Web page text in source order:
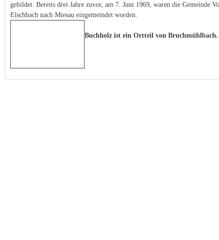
gebildet. Bereits drei Jahre zuvor, am 7. Juni 1969, waren die Gemeinde
Elschbach nach Miesau eingemeindet worden.
Buchholz ist ein Ortteil von Bruchmühlbach.